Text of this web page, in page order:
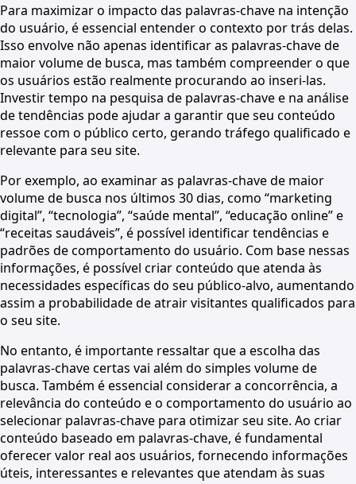
Para maximizar o impacto das palavras-chave na intenção
do usuário, é essencial entender o contexto por trás delas.
Isso envolve não apenas identificar as palavras-chave de
maior volume de busca, mas também compreender o que
os usuários estão realmente procurando ao inseri-las.
Investir tempo na pesquisa de palavras-chave e na análise
de tendências pode ajudar a garantir que seu conteúdo
ressoe com o público certo, gerando tráfego qualificado e
relevante para seu site.
Por exemplo, ao examinar as palavras-chave de maior
volume de busca nos últimos 30 dias, como “marketing
digital”, “tecnologia”, “saúde mental”, “educação online” e
“receitas saudáveis”, é possível identificar tendências e
padrões de comportamento do usuário. Com base nessas
informações, é possível criar conteúdo que atenda às
necessidades específicas do seu público-alvo, aumentando
assim a probabilidade de atrair visitantes qualificados para
o seu site.
No entanto, é importante ressaltar que a escolha das
palavras-chave certas vai além do simples volume de
busca. Também é essencial considerar a concorrência, a
relevância do conteúdo e o comportamento do usuário ao
selecionar palavras-chave para otimizar seu site. Ao criar
conteúdo baseado em palavras-chave, é fundamental
oferecer valor real aos usuários, fornecendo informações
úteis, interessantes e relevantes que atendam às suas